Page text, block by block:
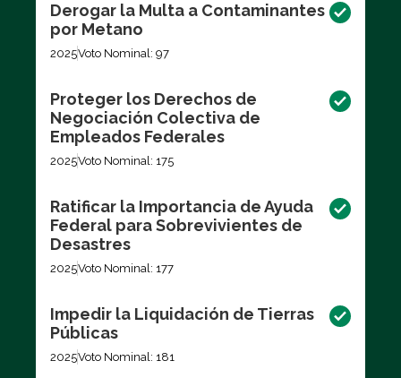
Derogar la Multa a Contaminantes
por Metano
2025Voto Nominal: 97
Proteger los Derechos de
Negociación Colectiva de
Empleados Federales
2025Voto Nominal: 175
Ratificar la Importancia de Ayuda
Federal para Sobrevivientes de
Desastres
2025Voto Nominal: 177
Impedir la Liquidación de Tierras
Públicas
2025Voto Nominal: 181